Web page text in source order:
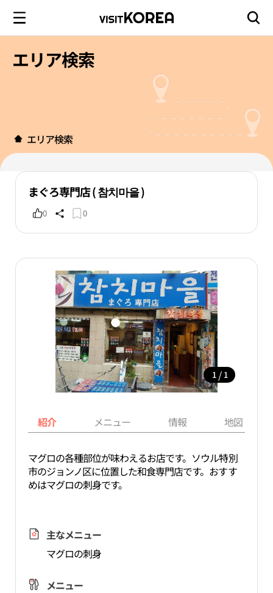
エリア検索
エリア検索
まぐろ専門店 ( 참치마을 )
0 0
1 / 1
紹介 メニュー 情報 地図
マグロの各種部位が味わえるお店です。ソウル特別
市のジョンノ区に位置した和食専門店です。おすす
めはマグロの刺身です。
主なメニュー
マグロの刺身
メニュー